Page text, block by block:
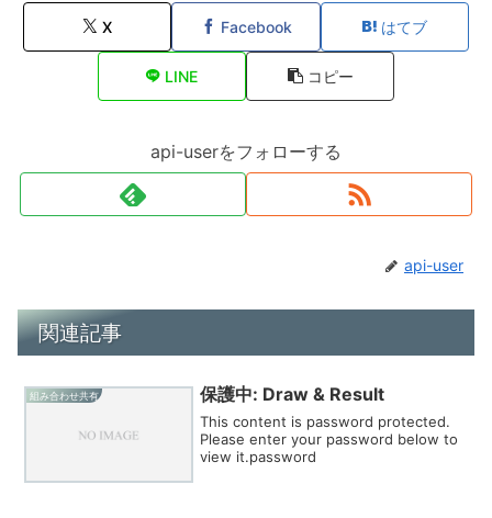
X Facebook はてブ
LINE コピー
api-userをフォローする
api-user
関連記事
組み合わせ共有 保護中: Draw & Result
This content is password protected.
Please enter your password below to
view it.password